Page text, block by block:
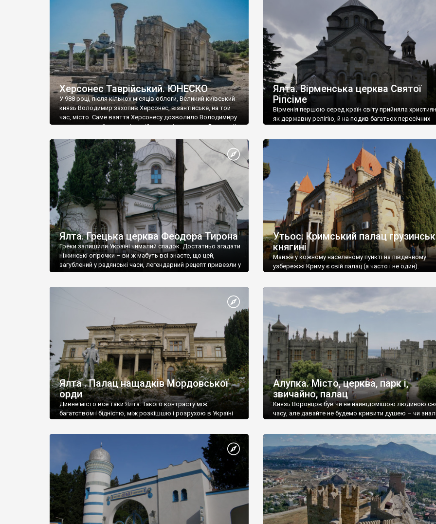
візантійської доби. Раритети викрадені з фондів об’єкту
культурної спадщини ЮНЕСКО «Херсонеса Таврійського».
Офіційно – на виставку «Золото Візантії», але експерти та
влада в Україні вважають це лише […]
називаються «повстяками» (postaki)…” “Вино. Крим
виробляє відмінне вино і його вдосталь: воно все
легке біле і дуже […]
Херсонес Таврійський. ЮНЕСКО
У 988 році, після кількох місяців облоги, Великий київський
князь Володимир захопив Херсонес, візантійське, на той
час, місто. Саме взяття Херсонесу дозволило Володимиру
диктувати свої умови візантійському імператору Василю ІІ,
Херсонесі Володимир-язичник, став Василем-
християнином. А потім було Хрещення Русі. На честь
Херсонесу Таврійського названо місто […]
Ялта. Вірменська церква Святої
Ріпсіме
Вірменія першою серед країн світу прийняла
як державну релігію, й на подив багатьох пересічних
Ялта. Грецька церква Феодора Тирона
Греки залишили Україні чималий спадок. Достатньо згадати
ніжинські огірочки – ви ж мабуть всі знаєте, що цей,
загублений у радянські часи, легендарний рецепт привезли у
Ніжин греки?
Утьос. Кримський палац
княгині
Майже у кожному населеному пункті на південному
узбережжі Криму є свій палац (а часто і не один).
Ялта . Палац нащадків Мордовської
орди
Дивне місто все таки Ялта. Такого контрасту між
багатством і бідністю, між розкішшю і розрухою в Україні
Алупка. Місто, церква, парк і,
звичайно, палац
Князь Воронцов був чи не найвідомішою людиною
часу, але давайте не будемо кривити душею – чи